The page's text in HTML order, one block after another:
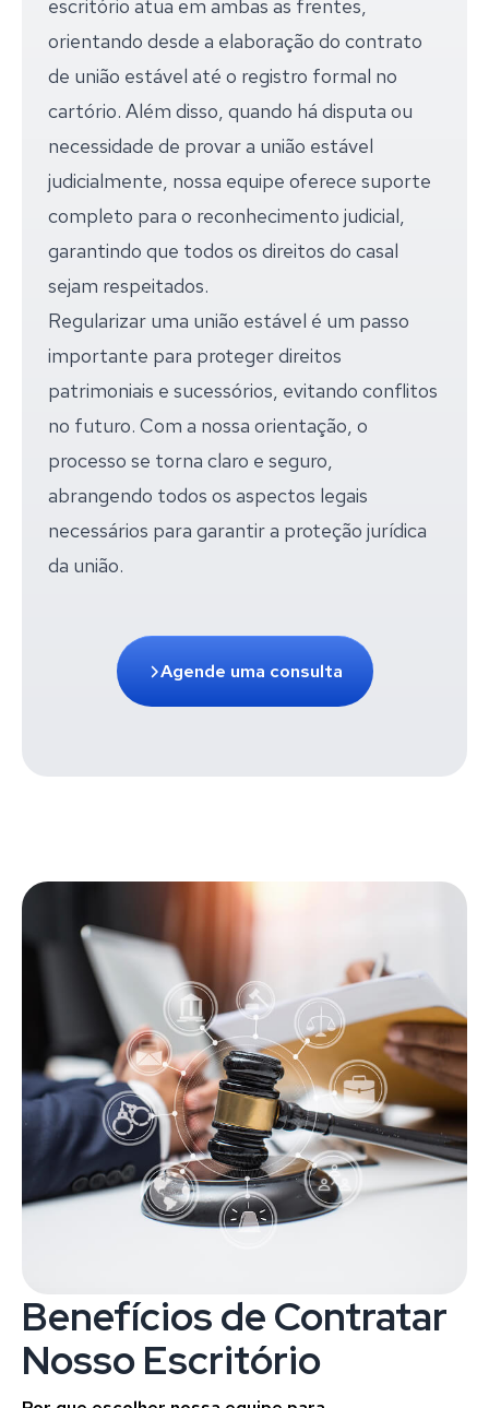
escritório atua em ambas as frentes,
orientando desde a elaboração do contrato
de união estável até o registro formal no
cartório. Além disso, quando há disputa ou
necessidade de provar a união estável
judicialmente, nossa equipe oferece suporte
completo para o reconhecimento judicial,
garantindo que todos os direitos do casal
sejam respeitados.
Regularizar uma união estável é um passo
importante para proteger direitos
patrimoniais e sucessórios, evitando conflitos
no futuro. Com a nossa orientação, o
processo se torna claro e seguro,
abrangendo todos os aspectos legais
necessários para garantir a proteção jurídica
da união.
Agende uma consulta
Benefícios de Contratar
Nosso Escritório